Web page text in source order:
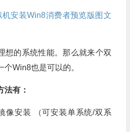
安装Win8消费者预览版图文
想的系统性能。那么就来个双
Win8也是可以的。
法有：
像安装 （可安装单系统/双系